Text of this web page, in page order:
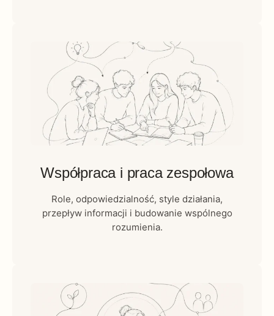
Współpraca i praca zespołowa
Role, odpowiedzialność, style działania,
przepływ informacji i budowanie wspólnego
rozumienia.